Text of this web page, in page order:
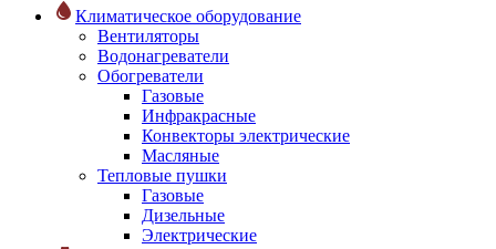
Климатическое оборудование
Вентиляторы
Водонагреватели
Обогреватели
Газовые
Инфракрасные
Конвекторы электрические
Масляные
Тепловые пушки
Газовые
Дизельные
Электрические